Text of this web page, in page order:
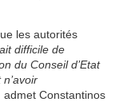
les autorités
difficile de
du Conseil d’Etat
admet Constantinos